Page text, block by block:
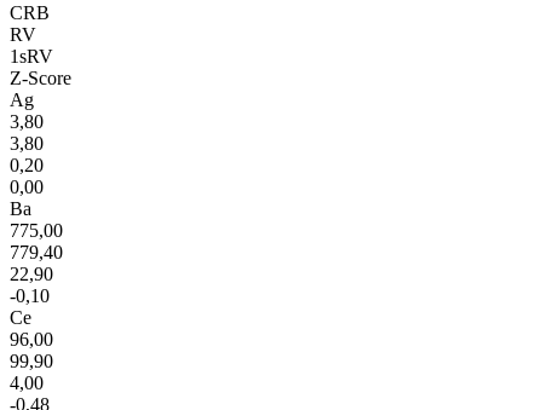
CRB
RV
1sRV
Z-Score
Ag
3,80
3,80
0,20
0,00
Ba
775,00
779,40
22,90
-0,10
Ce
96,00
99,90
4,00
-0,48